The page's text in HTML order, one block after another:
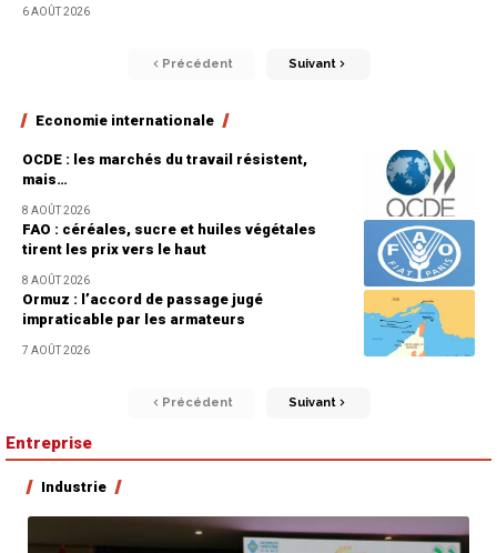
6 AOÛT 2026
Précédent Suivant
Economie internationale
OCDE : les marchés du travail résistent,
mais…
8 AOÛT 2026
FAO : céréales, sucre et huiles végétales
tirent les prix vers le haut
8 AOÛT 2026
Ormuz : l’accord de passage jugé
impraticable par les armateurs
7 AOÛT 2026
Précédent Suivant
Entreprise
Industrie